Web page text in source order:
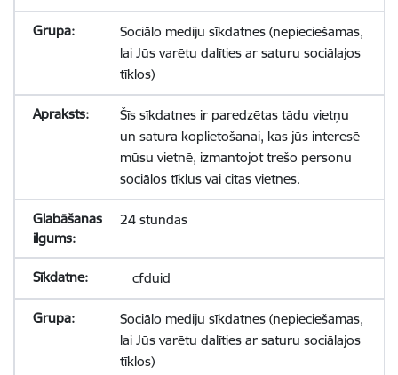
Sociālo mediju sīkdatnes (nepieciešamas,
lai Jūs varētu dalīties ar saturu sociālajos
tīklos)
Šīs sīkdatnes ir paredzētas tādu vietņu
un satura koplietošanai, kas jūs interesē
mūsu vietnē, izmantojot trešo personu
sociālos tīklus vai citas vietnes.
24 stundas
__cfduid
Sociālo mediju sīkdatnes (nepieciešamas,
lai Jūs varētu dalīties ar saturu sociālajos
tīklos)